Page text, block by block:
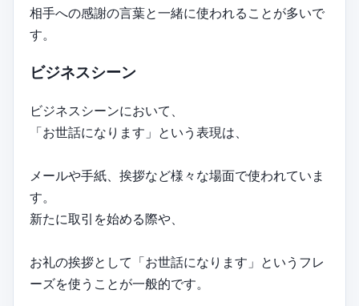
相手への感謝の言葉と一緒に使われることが多いで
す。
ビジネスシーン
ビジネスシーンにおいて、
「お世話になります」という表現は、
メールや手紙、挨拶など様々な場面で使われていま
す。
新たに取引を始める際や、
お礼の挨拶として「お世話になります」というフレ
ーズを使うことが一般的です。